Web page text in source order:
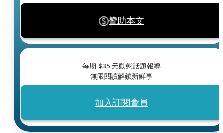
贊助本文
每期 $35 元動態話題報導
無限閱讀解鎖新鮮事
加入訂閱會員